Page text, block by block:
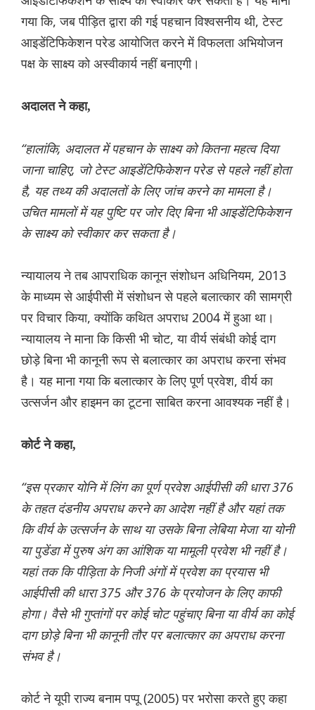
गया कि, जब पीड़ित द्वारा की गई पहचान विश्वसनीय थी, टेस्ट
आइडेंटिफिकेशन परेड आयोजित करने में विफलता अभियोजन
पक्ष के साक्ष्य को अस्वीकार्य नहीं बनाएगी।
अदालत ने कहा,
“हालांकि, अदालत में पहचान के साक्ष्य को कितना महत्व दिया
जाना चाहिए, जो टेस्ट आइडेंटिफिकेशन परेड से पहले नहीं होता
है, यह तथ्य की अदालतों के लिए जांच करने का मामला है।
उचित मामलों में यह पुष्टि पर जोर दिए बिना भी आइडेंटिफिकेशन
के साक्ष्य को स्वीकार कर सकता है।
न्यायालय ने तब आपराधिक कानून संशोधन अधिनियम, 2013
के माध्यम से आईपीसी में संशोधन से पहले बलात्कार की सामग्री
पर विचार किया, क्योंकि कथित अपराध 2004 में हुआ था।
न्यायालय ने माना कि किसी भी चोट, या वीर्य संबंधी कोई दाग
छोड़े बिना भी कानूनी रूप से बलात्कार का अपराध करना संभव
है। यह माना गया कि बलात्कार के लिए पूर्ण प्रवेश, वीर्य का
उत्सर्जन और हाइमन का टूटना साबित करना आवश्यक नहीं है।
कोर्ट ने कहा,
“इस प्रकार योनि में लिंग का पूर्ण प्रवेश आईपीसी की धारा 376
के तहत दंडनीय अपराध करने का आदेश नहीं है और यहां तक ​​
कि वीर्य के उत्सर्जन के साथ या उसके बिना लेबिया मेजा या योनी
या पुडेंडा में पुरुष अंग का आंशिक या मामूली प्रवेश भी नहीं है।
यहां तक कि पीड़िता के निजी अंगों में प्रवेश का प्रयास भी
आईपीसी की धारा 375 और 376 के प्रयोजन के लिए काफी
होगा। वैसे भी गुप्तांगों पर कोई चोट पहुंचाए बिना या वीर्य का कोई
दाग छोड़े बिना भी कानूनी तौर पर बलात्कार का अपराध करना
संभव है।
कोर्ट ने यूपी राज्य बनाम पप्पू (2005) पर भरोसा करते हुए कहा